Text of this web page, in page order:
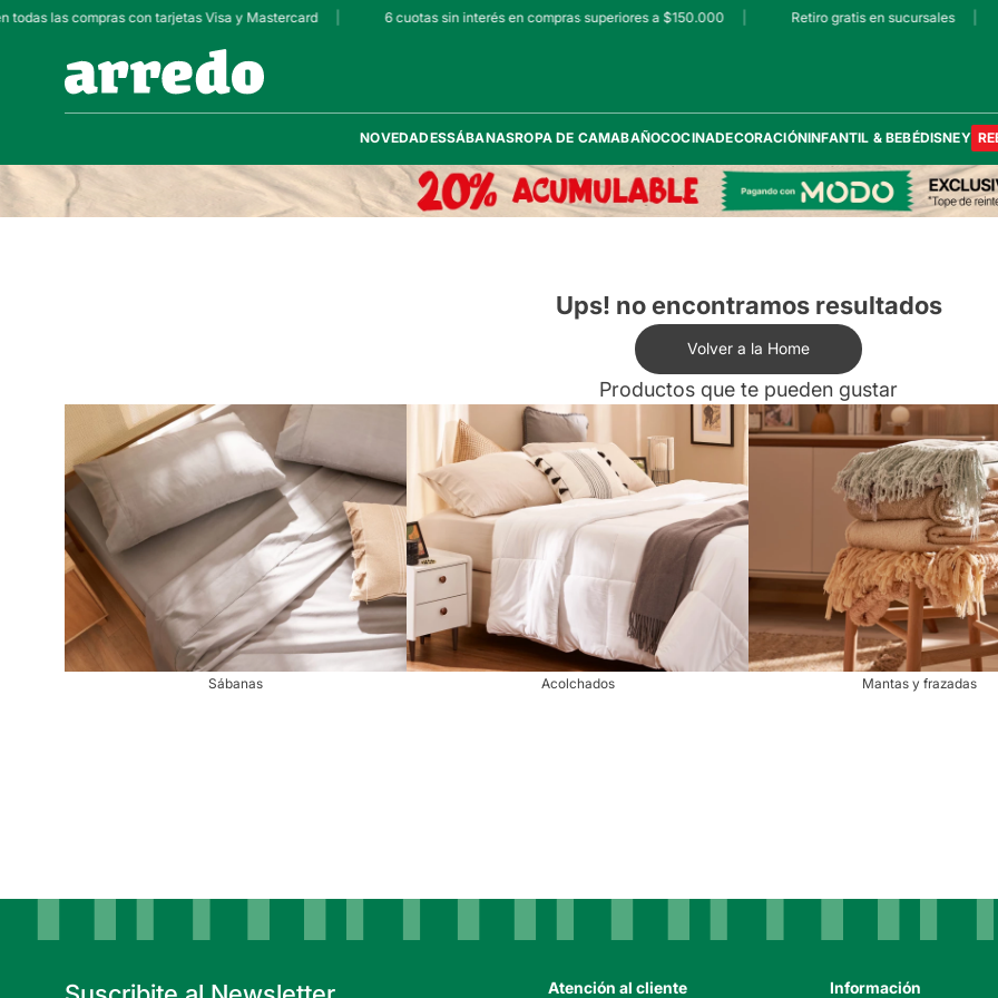
las compras con tarjetas Visa y Mastercard 6 cuotas sin interés en compras superiores a $150.000 Retiro gratis en sucursales
NOVEDADESSÁBANASROPA DE CAMABAÑOCOCINADECORACIÓNINFANTIL & BEBÉDISNEY
Ups! no encontramos resultados
Volver a la Home
Productos que te pueden gustar
Sábanas Acolchados Mantas y frazadas
Atención al cliente Información